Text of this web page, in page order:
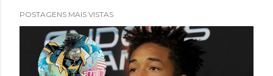
POSTAGENS MAIS VISTAS